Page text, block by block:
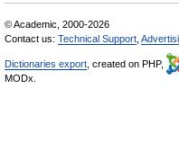
© Academic, 2000-2026
Contact us: Technical Support
Dictionaries export , created on PHP,
MODx.